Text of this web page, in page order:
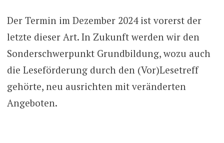
Der Termin im Dezember 2024 ist vorerst der
letzte dieser Art. In Zukunft werden wir den
Sonderschwerpunkt Grundbildung, wozu auch
die Leseförderung durch den (Vor)Lesetreff
gehörte, neu ausrichten mit veränderten
Angeboten.